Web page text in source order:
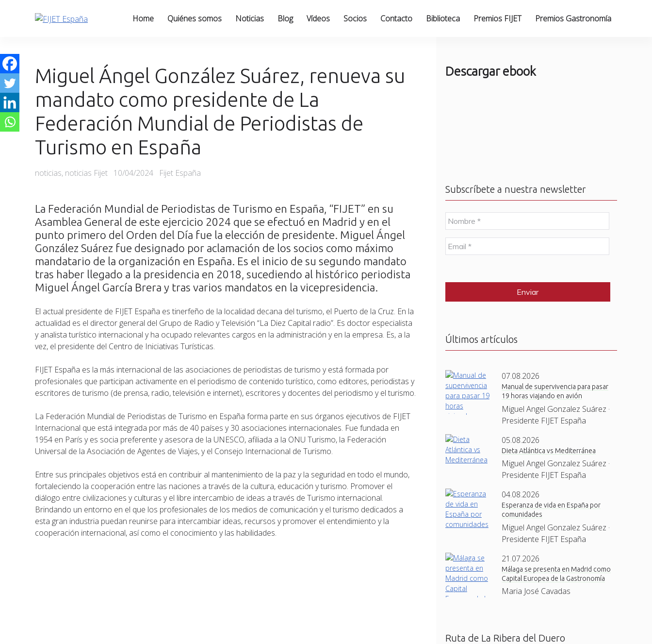
Home Quiénes somos Noticias Blog Vídeos Socios Contacto Biblioteca Premios FIJET Premios Gastronomía
Miguel Ángel González Suárez, renueva su
mandato como presidente de La
Federación Mundial de Periodistas de
Turismo en España
Categories
noticias, noticias Fijet Posted
10/04/2024 Fijet España
La Federación Mundial de Periodistas de Turismo en España, “FIJET” en su
Asamblea General de este ejercicio 2024 que se efectuó en Madrid y en el
punto primero del Orden del Día fue la elección de presidente. Miguel Ángel
González Suárez fue designado por aclamación de los socios como máximo
mandatario de la organización en España. Es el inicio de su segundo mandato
tras haber llegado a la presidencia en 2018, sucediendo al histórico periodista
Miguel Ángel García Brera y tras varios mandatos en la vicepresidencia.
El actual presidente de FIJET España es tinerfeño de la localidad decana del turismo, el Puerto de la Cruz. En la
actualidad es el director general del Grupo de Radio y Televisión “La Diez Capital radio”. Es doctor especialista
y analista turístico internacional y ha ocupado relevantes cargos en la administración y en la empresa. Es, a la
vez, el presidente del Centro de Iniciativas Turísticas.
FIJET España es la más internacional de las asociaciones de periodistas de turismo y está formada por
profesionales que participan activamente en el periodismo de contenido turístico, como editores, periodistas y
escritores de turismo (de prensa, radio, televisión e internet), escritores y docentes del periodismo y el turismo.
La Federación Mundial de Periodistas de Turismo en España forma parte en sus órganos ejecutivos de FIJET
Internacional que está integrada por más de 40 países y 30 asociaciones internacionales. Fue fundada en
1954 en París y es socia preferente y asesora de la UNESCO, afiliada a la ONU Turismo, la Federación
Universal de la Asociación de Agentes de Viajes, y el Consejo Internacional de Turismo.
Entre sus principales objetivos está en contribuir al mantenimiento de la paz y la seguridad en todo el mundo,
fortaleciendo la cooperación entre las naciones a través de la cultura, educación y turismo. Promover el
diálogo entre civilizaciones y culturas y el libre intercambio de ideas a través de Turismo internacional.
Brindando un entorno en el que los profesionales de los medios de comunicación y el turismo dedicados a
esta gran industria puedan reunirse para intercambiar ideas, recursos y promover el entendimiento y la
cooperación internacional, así como el conocimiento y las habilidades.
Descargar ebook
Subscríbete a nuestra newsletter
N
o
m
b
r
E
m
l
Últimos artículos
07.08.2026
Manual de supervivencia para pasar
19 horas viajando en avión
Miguel Angel Gonzalez Suárez ·
Presidente FIJET España
05.08.2026
Dieta Atlántica vs Mediterránea
Miguel Angel Gonzalez Suárez ·
Presidente FIJET España
04.08.2026
Esperanza de vida en España por
comunidades
Miguel Angel Gonzalez Suárez ·
Presidente FIJET España
21.07.2026
Málaga se presenta en Madrid como
Capital Europea de la Gastronomía
Maria José Cavadas
Ruta de La Ribera del Duero